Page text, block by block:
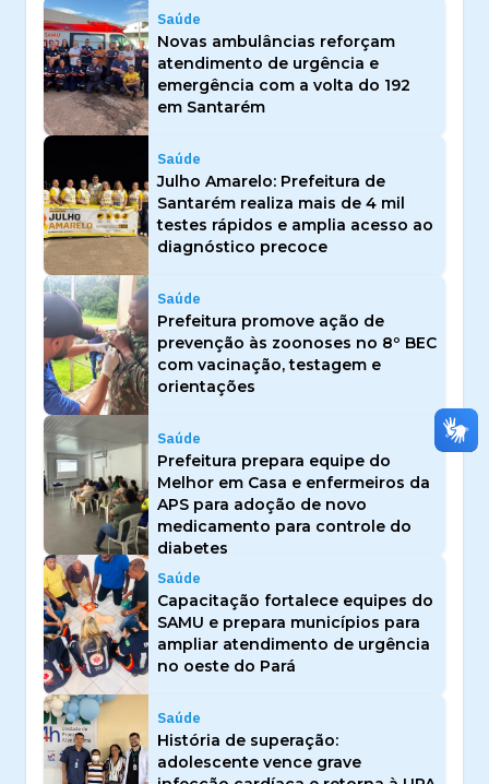
Saúde
Novas ambulâncias reforçam
atendimento de urgência e
emergência com a volta do 192
em Santarém
Saúde
Julho Amarelo: Prefeitura de
Santarém realiza mais de 4 mil
testes rápidos e amplia acesso ao
diagnóstico precoce
Saúde
Prefeitura promove ação de
prevenção às zoonoses no 8º BEC
com vacinação, testagem e
orientações
Saúde
Prefeitura prepara equipe do
Melhor em Casa e enfermeiros da
APS para adoção de novo
medicamento para controle do
diabetes
Saúde
Capacitação fortalece equipes do
SAMU e prepara municípios para
ampliar atendimento de urgência
no oeste do Pará
Saúde
História de superação:
adolescente vence grave